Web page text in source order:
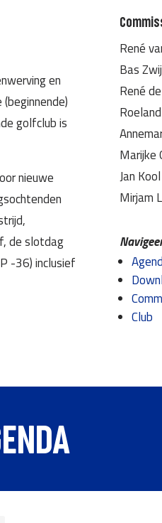
en
golfclub is
nieuwe
de slotdag
-36) inclusief
René
Bas
René
Marijke
Jan Kool
Mirjam
Club